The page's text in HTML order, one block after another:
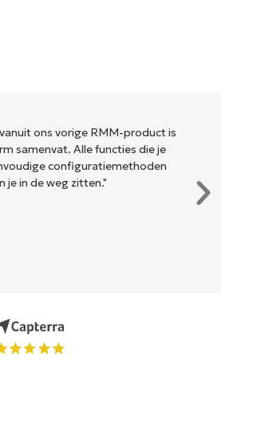
ons vorige RMM-product is
samenvat. Alle functies die je
configuratiemethoden
je in de weg zitten."